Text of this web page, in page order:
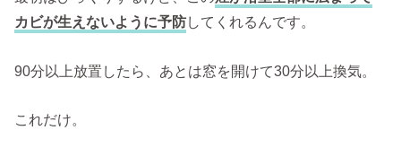
カビが生えないように予防してくれるんです。
90分以上放置したら、あとは窓を開けて30分以上換気。
これだけ。